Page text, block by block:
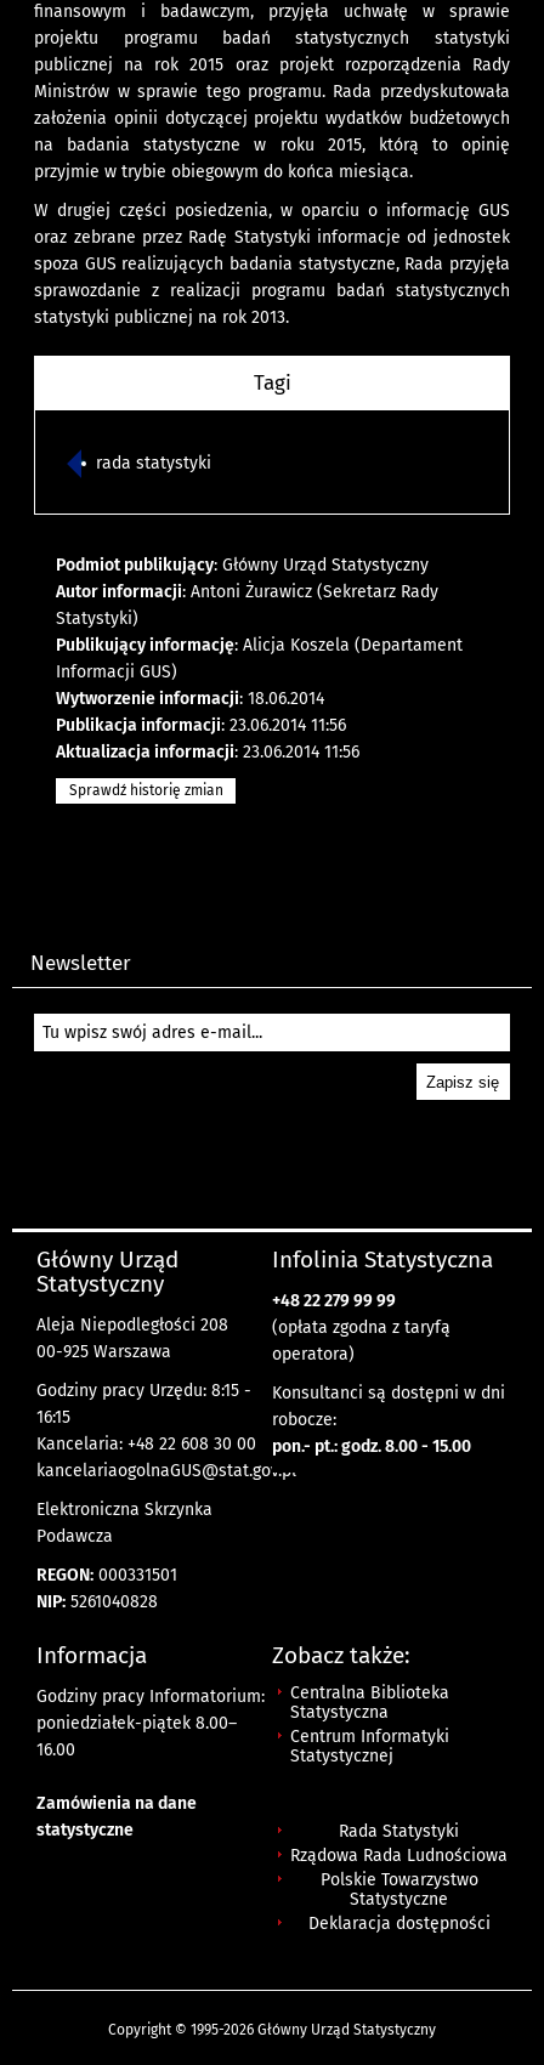
finansowym i badawczym, przyjęła uchwałę w sprawie
projektu programu badań statystycznych statystyki
publicznej na rok 2015 oraz projekt rozporządzenia Rady
Ministrów w sprawie tego programu. Rada przedyskutowała
założenia opinii dotyczącej projektu wydatków budżetowych
na badania statystyczne w roku 2015, którą to opinię
przyjmie w trybie obiegowym do końca miesiąca.
W drugiej części posiedzenia, w oparciu o informację GUS
oraz zebrane przez Radę Statystyki informacje od jednostek
spoza GUS realizujących badania statystyczne, Rada przyjęła
sprawozdanie z realizacji programu badań statystycznych
statystyki publicznej na rok 2013.
Tagi
rada statystyki
Podmiot publikujący: Główny Urząd Statystyczny
Autor informacji: Antoni Żurawicz (Sekretarz Rady
Statystyki)
Publikujący informację: Alicja Koszela (Departament
Informacji GUS)
Wytworzenie informacji: 18.06.2014
Publikacja informacji: 23.06.2014 11:56
Aktualizacja informacji: 23.06.2014 11:56
Sprawdź historię zmian
Newsletter
Główny Urząd
Statystyczny
Aleja Niepodległości 208
00-925 Warszawa
Godziny pracy Urzędu: 8:15 -
16:15
Kancelaria: +48 22 608 30 00
kancelariaogolnaGUS@stat.gov.pl
Elektroniczna Skrzynka
Podawcza
REGON: 000331501
NIP: 5261040828
Infolinia Statystyczna
+48 22 279 99 99
(opłata zgodna z taryfą
operatora)
Konsultanci są dostępni w dni
robocze:
pon.- pt.: godz. 8.00 - 15.00
Informacja
Godziny pracy Informatorium:
poniedziałek-piątek 8.00–
16.00
Zamówienia na dane
statystyczne
Zobacz także:
Centralna Biblioteka
Statystyczna
Centrum Informatyki
Statystycznej
Rada Statystyki
Rządowa Rada Ludnościowa
Polskie Towarzystwo
Statystyczne
Deklaracja dostępności
Copyright © 1995-2026 Główny Urząd Statystyczny